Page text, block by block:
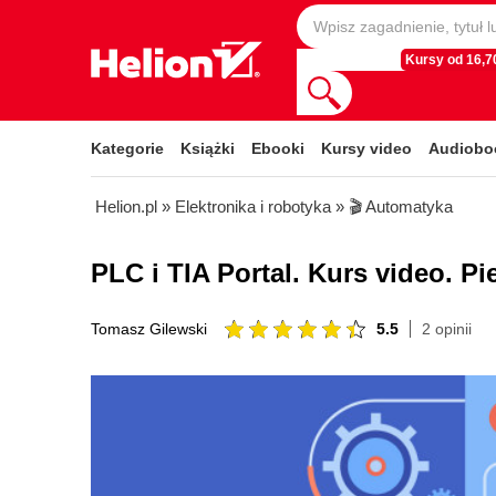
Kursy od
Kategorie Książki Ebooki Kursy video
Helion.pl » Elektronika i robotyka » 🎬 Automatyka
PLC i TIA Portal. Kurs video.
Tomasz Gilewski 5.5 2 opinii